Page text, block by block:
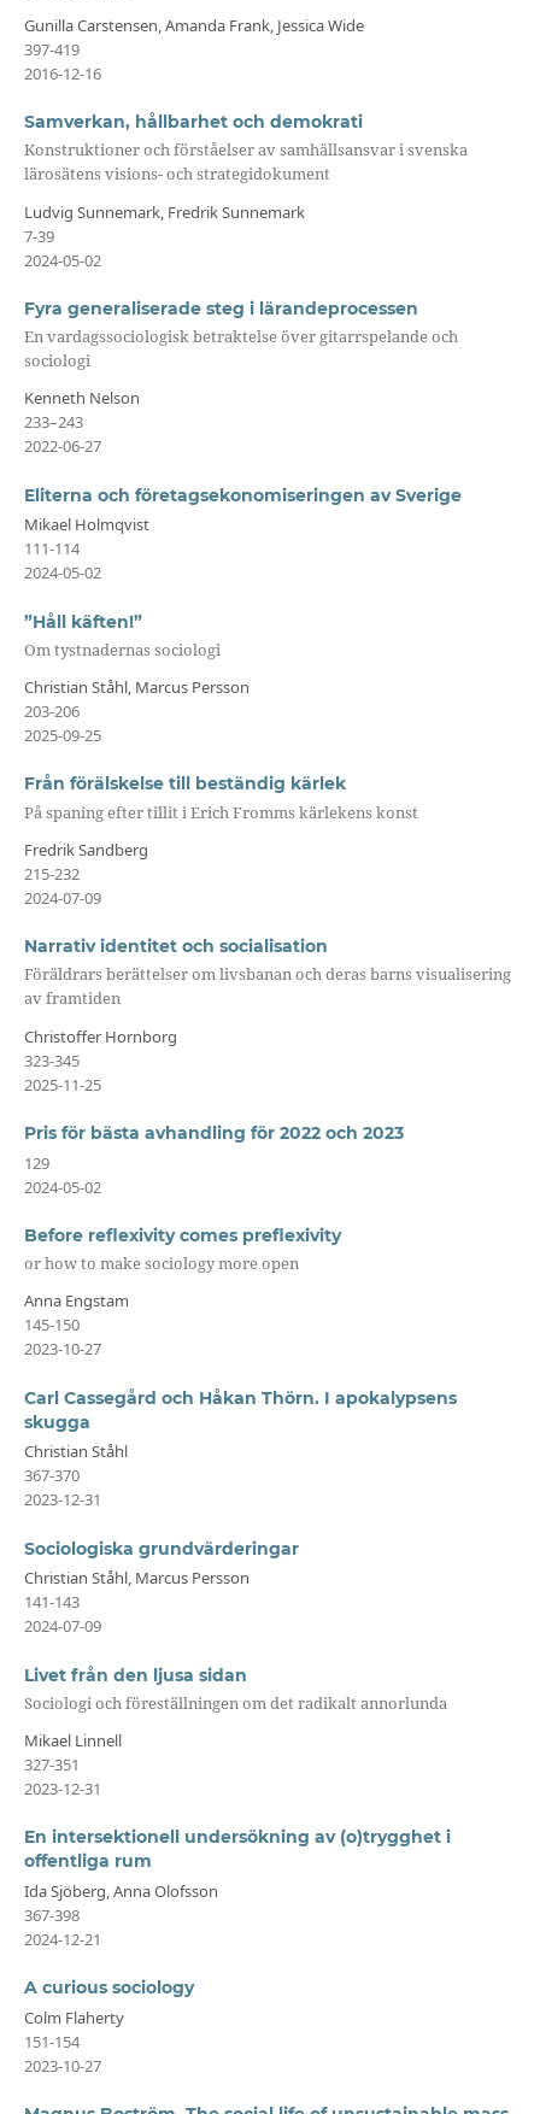
Gunilla Carstensen, Amanda Frank, Jessica Wide
397-419
2016-12-16
Samverkan, hållbarhet och demokrati
Konstruktioner och förståelser av samhällsansvar i svenska
lärosätens visions- och strategidokument
Ludvig Sunnemark, Fredrik Sunnemark
7-39
2024-05-02
Fyra generaliserade steg i lärandeprocessen
En vardagssociologisk betraktelse över gitarrspelande och
sociologi
Kenneth Nelson
233–243
2022-06-27
Eliterna och företagsekonomiseringen av Sverige
Mikael Holmqvist
111-114
2024-05-02
”Håll käften!”
Om tystnadernas sociologi
Christian Ståhl, Marcus Persson
203-206
2025-09-25
Från förälskelse till beständig kärlek
På spaning efter tillit i Erich Fromms kärlekens konst
Fredrik Sandberg
215-232
2024-07-09
Narrativ identitet och socialisation
Föräldrars berättelser om livsbanan och deras barns visualisering
av framtiden
Christoffer Hornborg
323-345
2025-11-25
Pris för bästa avhandling för 2022 och 2023
129
2024-05-02
Before reflexivity comes preflexivity
or how to make sociology more open
Anna Engstam
145-150
2023-10-27
Carl Cassegård och Håkan Thörn. I apokalypsens
skugga
Christian Ståhl
367-370
2023-12-31
Sociologiska grundvärderingar
Christian Ståhl, Marcus Persson
141-143
2024-07-09
Livet från den ljusa sidan
Sociologi och föreställningen om det radikalt annorlunda
Mikael Linnell
327-351
2023-12-31
En intersektionell undersökning av (o)trygghet i
offentliga rum
Ida Sjöberg, Anna Olofsson
367-398
2024-12-21
A curious sociology
Colm Flaherty
151-154
2023-10-27